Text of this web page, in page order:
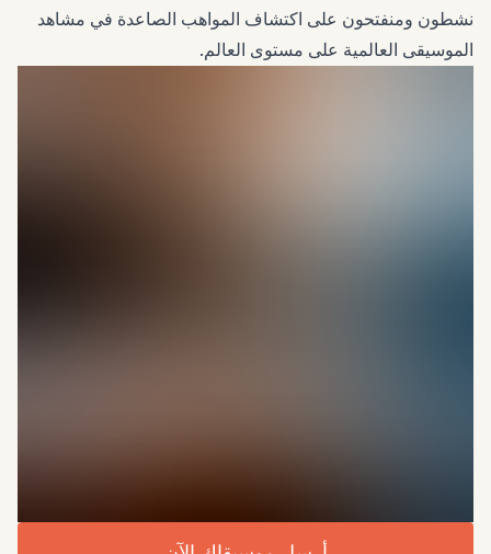
نشطون ومنفتحون على اكتشاف المواهب الصاعدة في مشاهد
الموسيقى العالمية على مستوى العالم.